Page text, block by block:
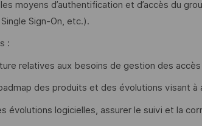
moyens d’authentification et d’accès du
Sign-On, etc.).
:
relatives aux besoins de gestion des
des produits et des évolutions visant à
évolutions logicielles, assurer le suivi et la